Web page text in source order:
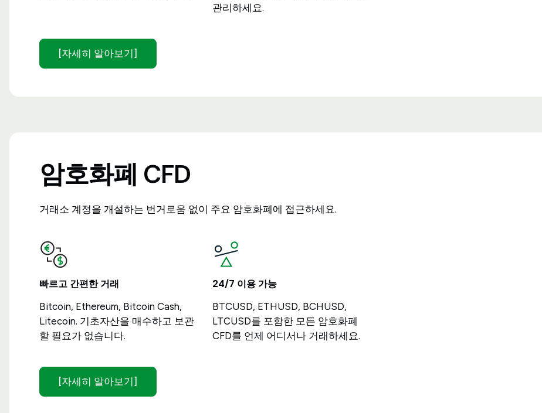
관리하세요.
[자세히 알아보기]
암호화폐 CFD
거래소 계정을 개설하는 번거로움 없이 주요 암호화폐에 접근하세요.
빠르고 간편한 거래
Bitcoin, Ethereum, Bitcoin Cash,
Litecoin. 기초자산을 매수하고 보관
할 필요가 없습니다.
24/7 이용 가능
BTCUSD, ETHUSD, BCHUSD,
LTCUSD를 포함한 모든 암호화폐
CFD를 언제 어디서나 거래하세요.
[자세히 알아보기]